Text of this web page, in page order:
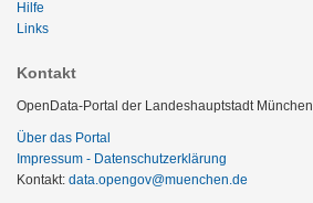
Hilfe
Links
Kontakt
OpenData-Portal der Landeshauptstadt München
Über das Portal
Impressum - Datenschutzerklärung
Kontakt: data.opengov@muenchen.de